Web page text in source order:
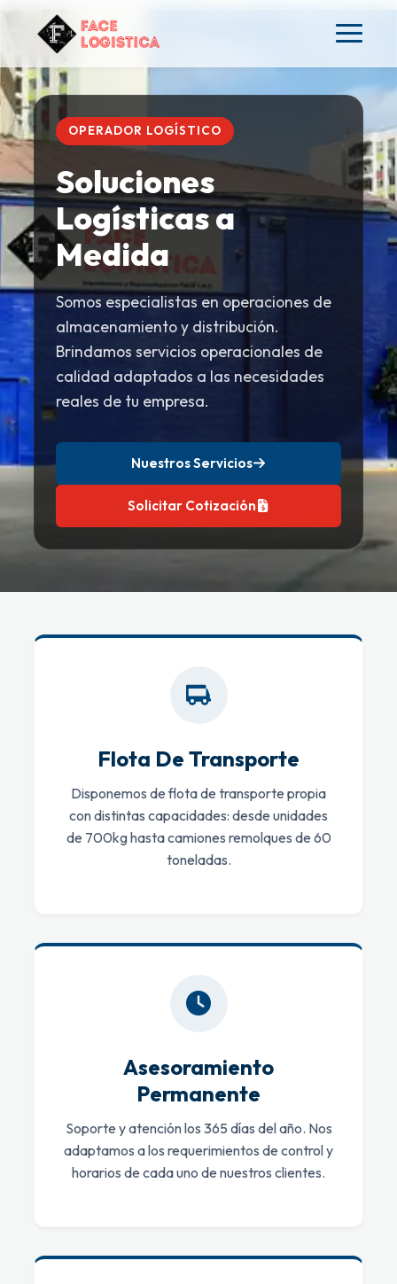
OPERADOR LOGÍSTICO
Soluciones
Logísticas a
Medida
Somos especialistas en operaciones de
almacenamiento y distribución.
Brindamos servicios operacionales de
calidad adaptados a las necesidades
reales de tu empresa.
Nuestros Servicios
Solicitar Cotización
Flota De Transporte
Disponemos de flota de transporte propia
con distintas capacidades: desde unidades
de 700kg hasta camiones remolques de 60
toneladas.
Asesoramiento
Permanente
Soporte y atención los 365 días del año. Nos
adaptamos a los requerimientos de control y
horarios de cada uno de nuestros clientes.